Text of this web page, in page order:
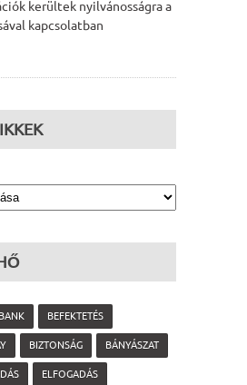
kerültek nyilvánosságra a
kapcsolatban
BANK BEFEKTETÉS
BIZTONSÁG BÁNYÁSZAT
ELFOGADÁS